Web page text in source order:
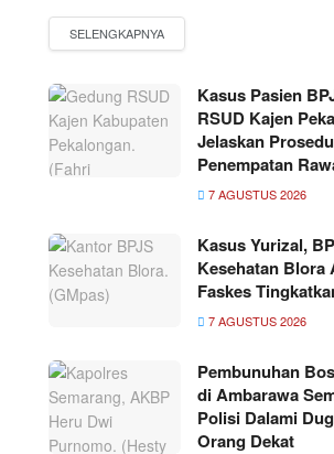
Kasus Pasien
RSUD Kajen
Jelaskan
Penempatan
7 AGUSTUS 2026
Kasus Yurizal,
Kesehatan Blora
Faskes
7 AGUSTUS 2026
Pembunuhan
di Ambarawa
Polisi Dalami
Orang Dekat